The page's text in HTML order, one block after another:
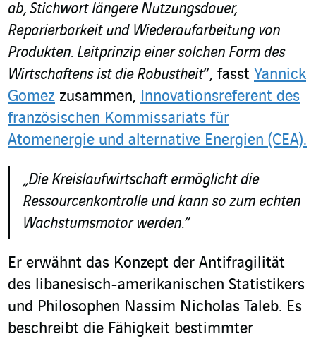
ab, Stichwort längere Nutzungsdauer,
Reparierbarkeit und Wiederaufarbeitung von
Produkten. Leitprinzip einer solchen Form des
Wirtschaftens ist die Robustheit“, fasst Yannick
Gomez zusammen, Innovationsreferent des
französischen Kommissariats für
Atomenergie und alternative Energien (CEA).
„Die Kreislaufwirtschaft ermöglicht die
Ressourcenkontrolle und kann so zum echten
Wachstumsmotor werden.”
Er erwähnt das Konzept der Antifragilität
des libanesisch-amerikanischen Statistikers
und Philosophen Nassim Nicholas Taleb. Es
beschreibt die Fähigkeit bestimmter